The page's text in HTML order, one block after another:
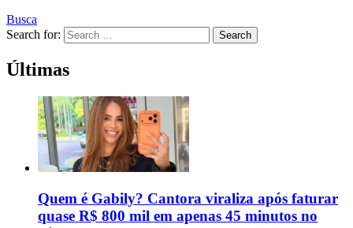
Busca
Search for:
Search
Últimas
Quem é Gabily? Cantora viraliza após faturar
quase R$ 800 mil em apenas 45 minutos no